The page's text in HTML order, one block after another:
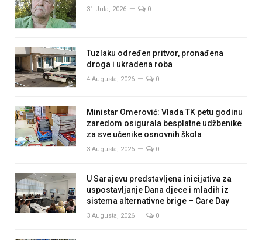
31 Jula, 2026 0
Tuzlaku određen pritvor, pronađena
droga i ukradena roba
4 Augusta, 2026 0
Ministar Omerović: Vlada TK petu godinu
zaredom osigurala besplatne udžbenike
za sve učenike osnovnih škola
3 Augusta, 2026 0
U Sarajevu predstavljena inicijativa za
uspostavljanje Dana djece i mladih iz
sistema alternativne brige – Care Day
3 Augusta, 2026 0